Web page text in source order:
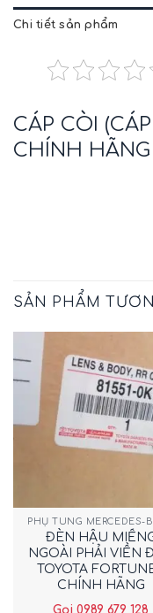
Chi tiết sản phẩm
CÁP CÒI
CHÍNH HÃNG
SẢN PHẨM
PHỤ TÙNG MERCEDES-
ĐÈN HẬU
NGOÀI PHẢI VIỀN
TOYOTA
CHÍNH HÃNG
Gọi 0989 679 128